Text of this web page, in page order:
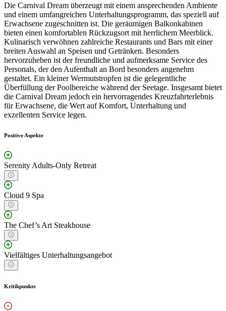
Die Carnival Dream überzeugt mit einem ansprechenden Ambiente
und einem umfangreichen Unterhaltungsprogramm, das speziell auf
Erwachsene zugeschnitten ist. Die geräumigen Balkonkabinen
bieten einen komfortablen Rückzugsort mit herrlichem Meerblick.
Kulinarisch verwöhnen zahlreiche Restaurants und Bars mit einer
breiten Auswahl an Speisen und Getränken. Besonders
hervorzuheben ist der freundliche und aufmerksame Service des
Personals, der den Aufenthalt an Bord besonders angenehm
gestaltet. Ein kleiner Wermutstropfen ist die gelegentliche
Überfüllung der Poolbereiche während der Seetage. Insgesamt bietet
die Carnival Dream jedoch ein hervorragendes Kreuzfahrterlebnis
für Erwachsene, die Wert auf Komfort, Unterhaltung und
exzellenten Service legen.
Positive Aspekte
Serenity Adults-Only Retreat
Cloud 9 Spa
The Chef’s Art Steakhouse
Vielfältiges Unterhaltungsangebot
Kritikpunkte